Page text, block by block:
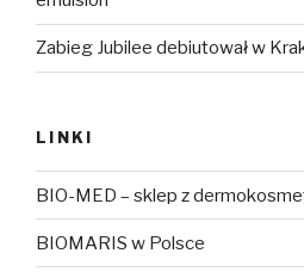
Zabieg Jubilee debiutował w
LINKI
BIO-MED – sklep z
BIOMARIS w Polsce